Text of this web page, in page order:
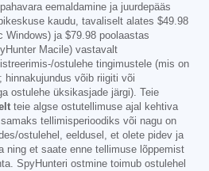
eemaldamine ja juurdepääs
kaudu, tavaliselt alates $49.98
Windows) ja $79.98 poolaastas
Macile) vastavalt
ostulehe tingimustele (mis on
hinnakujundus võib riigiti või
ostulehe üksikasjade järgi). Teie
teie algse ostutellimuse ajal kehtiva
tellimisperioodiks või nagu on
ostulehel, eeldusel, et olete pidev ja
ning et saate enne tellimuse lõppemist
SpyHunteri ostmine toimub ostulehel